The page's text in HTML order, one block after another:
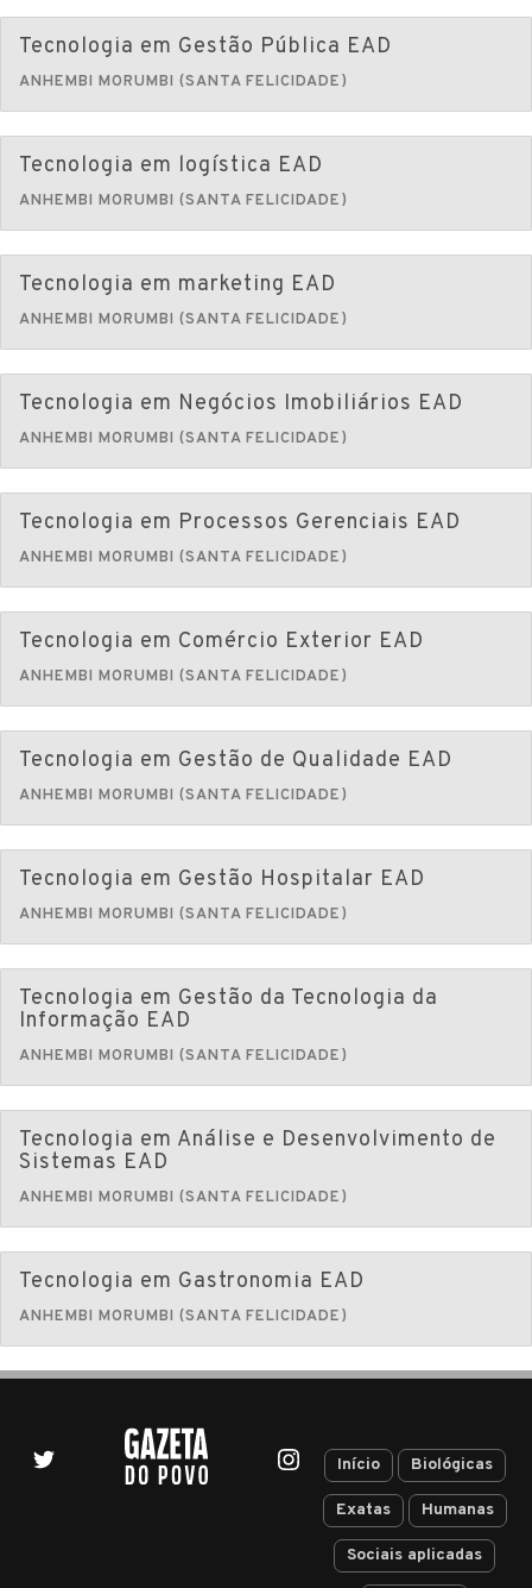
Tecnologia em Gestão Pública EAD
ANHEMBI MORUMBI (SANTA FELICIDADE)
Tecnologia em logística EAD
ANHEMBI MORUMBI (SANTA FELICIDADE)
Tecnologia em marketing EAD
ANHEMBI MORUMBI (SANTA FELICIDADE)
Tecnologia em Negócios Imobiliários EAD
ANHEMBI MORUMBI (SANTA FELICIDADE)
Tecnologia em Processos Gerenciais EAD
ANHEMBI MORUMBI (SANTA FELICIDADE)
Tecnologia em Comércio Exterior EAD
ANHEMBI MORUMBI (SANTA FELICIDADE)
Tecnologia em Gestão de Qualidade EAD
ANHEMBI MORUMBI (SANTA FELICIDADE)
Tecnologia em Gestão Hospitalar EAD
ANHEMBI MORUMBI (SANTA FELICIDADE)
Tecnologia em Gestão da Tecnologia da
Informação EAD
ANHEMBI MORUMBI (SANTA FELICIDADE)
Tecnologia em Análise e Desenvolvimento de
Sistemas EAD
ANHEMBI MORUMBI (SANTA FELICIDADE)
Tecnologia em Gastronomia EAD
ANHEMBI MORUMBI (SANTA FELICIDADE)
Início Biológicas
Exatas Humanas
Sociais aplicadas